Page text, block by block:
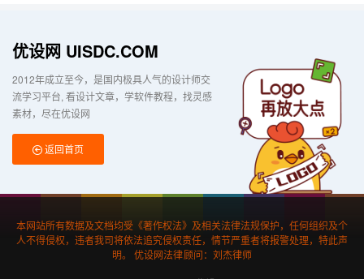
优设网 UISDC.COM
2012年成立至今，是国内极具人气的设计师交
流学习平台 看设计文章，学软件教程，找灵感
素材，尽在优设网
返回首页
本网站所有数据及文档均受《著作权法》及相关法律法规保护，任何组织及个
人不得侵权，违者我司将依法追究侵权责任，情节严重者将报警处理，特此声
明。 优设网法律顾问：刘杰律师